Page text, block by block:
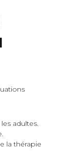
adultes.
la thérapie